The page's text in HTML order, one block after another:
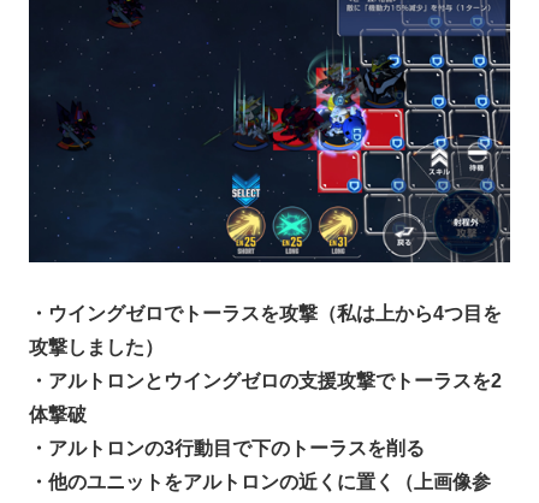
・ウイングゼロでトーラスを攻撃（私は上から4つ目を
攻撃しました）
・アルトロンとウイングゼロの支援攻撃でトーラスを2
体撃破
・アルトロンの3行動目で下のトーラスを削る
・他のユニットをアルトロンの近くに置く（上画像参